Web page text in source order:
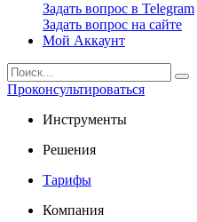
Задать вопрос в Telegram
Задать вопрос на сайте
Мой Аккаунт
Проконсультироваться
Инструменты
Решения
Тарифы
Компания